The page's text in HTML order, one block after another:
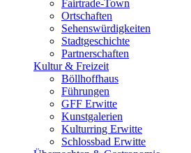
Fairtrade-Town
Ortschaften
Sehenswürdigkeiten
Stadtgeschichte
Partnerschaften
Kultur & Freizeit
Böllhoffhaus
Führungen
GFF Erwitte
Kunstgalerien
Kulturring Erwitte
Schlossbad Erwitte